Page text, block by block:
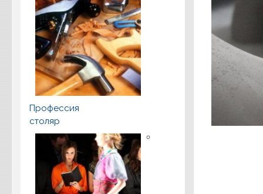
Профессия
столяр